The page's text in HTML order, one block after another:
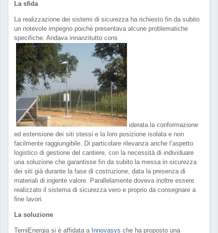
La sfida
La realizzazione dei sistemi di sicurezza ha richiesto fin da subito
un notevole impegno poiché presentava alcune problematiche
specifiche. Andava innanzitutto cons
iderata la conformazione
ed estensione dei siti stessi e la loro posizione isolata e non
facilmente raggiungibile. Di particolare rilevanza anche l’aspetto
logistico di gestione del cantiere, con la necessità di individuare
una soluzione che garantisse fin da subito la messa in sicurezza
dei siti già durante la fase di costruzione, data la presenza di
materiali di ingente valore. Parallelamente doveva inoltre essere
realizzato il sistema di sicurezza vero e proprio da consegnare a
fine lavori.
La soluzione
TerniEnergia si è affidata a Innovasys che ha proposto una